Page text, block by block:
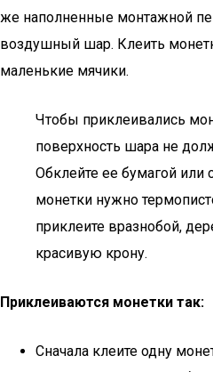
же наполненные монтажной
воздушный шар. Клеить
маленькие мячики.
Чтобы приклеивались
поверхность шара не
Обклейте ее бумагой или
монетки нужно
приклеите вразнобой,
красивую крону.
Приклеиваются монетки так:
Сначала клеите одну